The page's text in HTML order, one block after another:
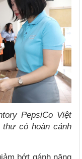
PepsiCo Việt
có hoàn cảnh